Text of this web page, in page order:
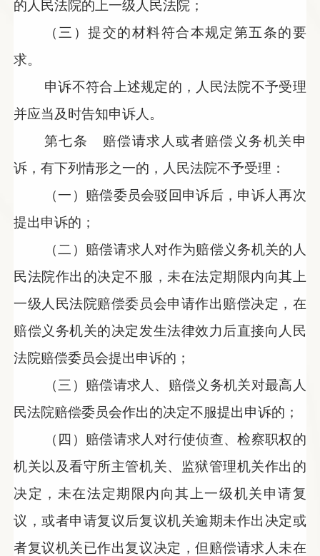
的人民法院的上一级人民法院；
（三）提交的材料符合本规定第五条的要
求。
申诉不符合上述规定的，人民法院不予受理
并应当及时告知申诉人。
第七条 赔偿请求人或者赔偿义务机关申
诉，有下列情形之一的，人民法院不予受理：
（一）赔偿委员会驳回申诉后，申诉人再次
提出申诉的；
（二）赔偿请求人对作为赔偿义务机关的人
民法院作出的决定不服，未在法定期限内向其上
一级人民法院赔偿委员会申请作出赔偿决定，在
赔偿义务机关的决定发生法律效力后直接向人民
法院赔偿委员会提出申诉的；
（三）赔偿请求人、赔偿义务机关对最高人
民法院赔偿委员会作出的决定不服提出申诉的；
（四）赔偿请求人对行使侦查、检察职权的
机关以及看守所主管机关、监狱管理机关作出的
决定，未在法定期限内向其上一级机关申请复
议，或者申请复议后复议机关逾期未作出决定或
者复议机关已作出复议决定，但赔偿请求人未在